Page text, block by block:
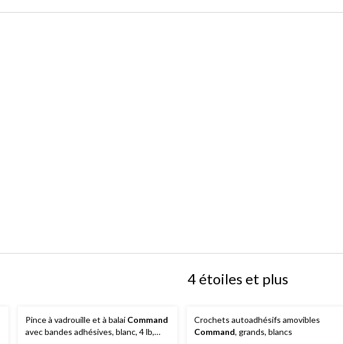
4 étoiles et plus
Pince à vadrouille et à balai Command
avec bandes adhésives, blanc, 4 lb,
Crochets autoadhésifs amovibles
Command, grands, blancs